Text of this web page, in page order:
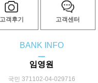
고객후기 고객센터
BANK INFO
ㅡ
임영원
국민 371102-04-029716